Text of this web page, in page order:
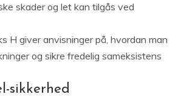
skader og let kan tilgås ved
H giver anvisninger på, hvordan man
og sikre fredelig sameksistens
sikkerhed